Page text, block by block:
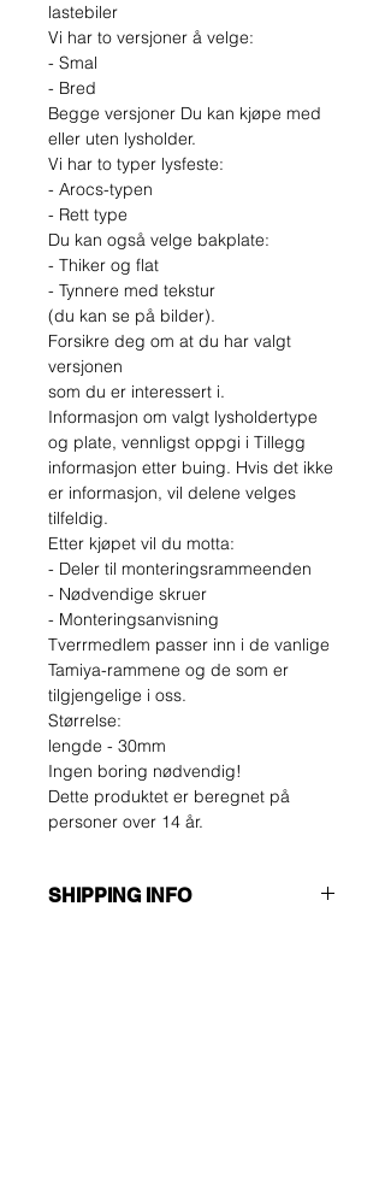
lastebiler
Vi har to versjoner å velge:
- Smal
- Bred
Begge versjoner Du kan kjøpe med
eller uten lysholder.
Vi har to typer lysfeste:
- Arocs-typen
- Rett type
Du kan også velge bakplate:
- Thiker og flat
- Tynnere med tekstur
(du kan se på bilder).
Forsikre deg om at du har valgt
versjonen
som du er interessert i.
Informasjon om valgt lysholdertype
og plate, vennligst oppgi i Tillegg
informasjon etter buing. Hvis det ikke
er informasjon, vil delene velges
tilfeldig.
Etter kjøpet vil du motta:
- Deler til monteringsrammeenden
- Nødvendige skruer
- Monteringsanvisning
Tverrmedlem passer inn i de vanlige
Tamiya-rammene og de som er
tilgjengelige i oss.
Størrelse:
lengde - 30mm
Ingen boring nødvendig!
Dette produktet er beregnet på
personer over 14 år.
SHIPPING INFO